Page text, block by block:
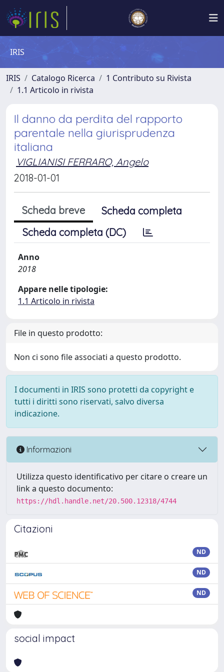
IRIS
IRIS Catalogo Ricerca
1 Contributo su Rivista
1.1 Articolo in rivista
Il danno da perdita del rapporto
parentale nella giurisprudenza
italiana
VIGLIANISI FERRARO, Angelo
2018-01-01
Scheda breve
Scheda completa
Scheda completa (DC)
Anno
2018
Appare nelle tipologie:
1.1 Articolo in rivista
File in questo prodotto:
Non ci sono file associati a questo prodotto.
I documenti in IRIS sono protetti da copyright e
tutti i diritti sono riservati, salvo diversa
indicazione.
Informazioni
Utilizza questo identificativo per citare o creare un
link a questo documento:
https://hdl.handle.net/20.500.12318/4744
Citazioni
ND
ND
ND
social impact